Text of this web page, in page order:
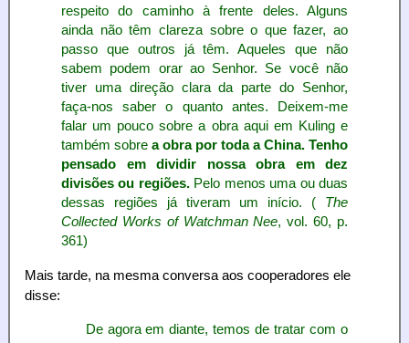
respeito do caminho à frente deles. Alguns
ainda não têm clareza sobre o que fazer, ao
passo que outros já têm. Aqueles que não
sabem podem orar ao Senhor. Se você não
tiver uma direção clara da parte do Senhor,
faça-nos saber o quanto antes. Deixem-me
falar um pouco sobre a obra aqui em Kuling e
também sobre a obra por toda a China. Tenho
pensado em dividir nossa obra em dez
divisões ou regiões. Pelo menos uma ou duas
dessas regiões já tiveram um início. ( The
Collected Works of Watchman Nee, vol. 60, p.
361)
Mais tarde, na mesma conversa aos cooperadores ele
disse:
De agora em diante, temos de tratar com o